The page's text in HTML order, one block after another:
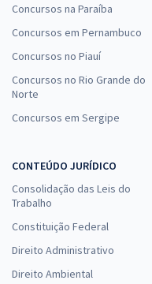
Concursos na Paraíba
Concursos em Pernambuco
Concursos no Piauí
Concursos no Rio Grande do
Norte
Concursos em Sergipe
CONTEÚDO JURÍDICO
Consolidação das Leis do
Trabalho
Constituição Federal
Direito Administrativo
Direito Ambiental